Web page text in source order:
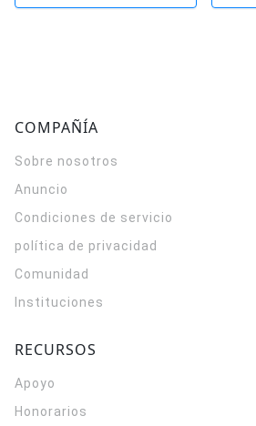
COMPAÑÍA
Sobre nosotros
Anuncio
Condiciones de servicio
política de privacidad
Comunidad
Instituciones
RECURSOS
Apoyo
Honorarios